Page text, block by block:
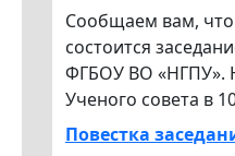
Сообщаем вам, что
состоится
ФГБОУ ВО «НГПУ».
Ученого совета в
Повестка